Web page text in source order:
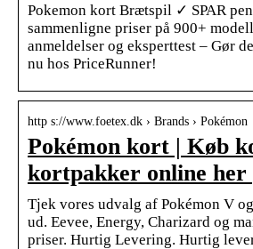
Pokemon kort Brætspil ✓ SPAR
sammenligne priser på 900+
anmeldelser og eksperttest – Gør
nu hos PriceRunner!
http s://www.foetex.dk › Brands › Pokémon
Pokémon kort | Køb
kortpakker online her
Tjek vores udvalg af Pokémon V
ud. Eevee, Energy, Charizard og
priser. Hurtig Levering. Hurtig